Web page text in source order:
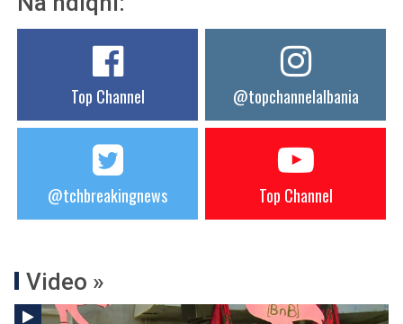
Top Channel @topchannelalbania
@tchbreakingnews Top Channel
Video »